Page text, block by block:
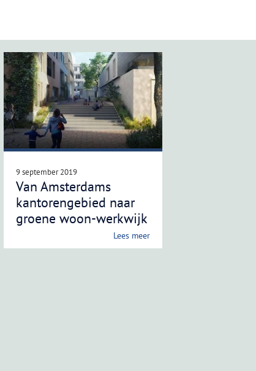
9 september 2019
Van Amsterdams
kantorengebied naar
groene woon-werkwijk
Lees meer